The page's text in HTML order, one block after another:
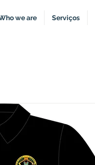
we are Serviços